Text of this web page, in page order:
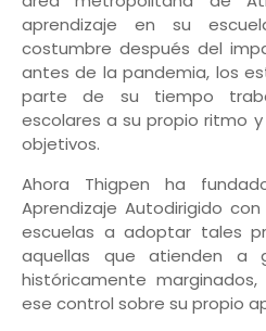
aprendizaje en su
costumbre después del
antes de la pandemia, los
parte de su tiempo
escolares a su propio ritmo
objetivos.
Ahora Thigpen ha
Aprendizaje Autodirigido
escuelas a adoptar tales
aquellas que atienden a
históricamente
ese control sobre su propio